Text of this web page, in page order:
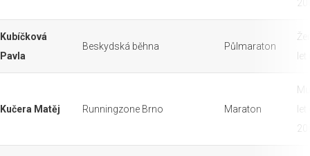
Kubíčková
Pavla
Beskydská běhna Půlmaraton
Kučera Matěj Runningzone Brno Maraton